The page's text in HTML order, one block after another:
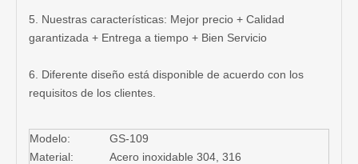
5. Nuestras características: Mejor precio + Calidad
garantizada + Entrega a tiempo + Bien Servicio
6. Diferente diseño está disponible de acuerdo con los
requisitos de los clientes.
Modelo:
GS-109
Material:
Acero inoxidable 304, 316